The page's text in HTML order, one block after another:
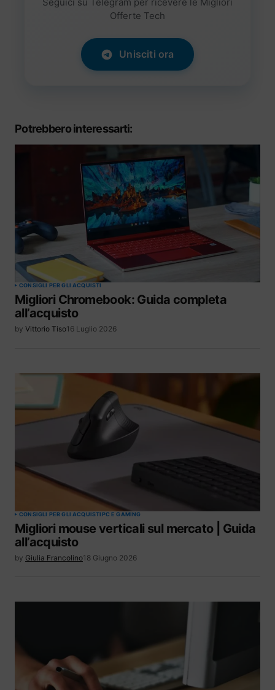
Seguici su Telegram per ricevere le Migliori
Offerte Tech
Unisciti ora
Potrebbero interessarti:
CONSIGLI PER GLI ACQUISTI
Migliori Chromebook: Guida completa
all’acquisto
by Vittorio Tiso16 Luglio 2026
CONSIGLI PER GLI ACQUISTIPC E GAMING
Migliori mouse verticali sul mercato | Guida
all’acquisto
by Giulia Francolino18 Giugno 2026